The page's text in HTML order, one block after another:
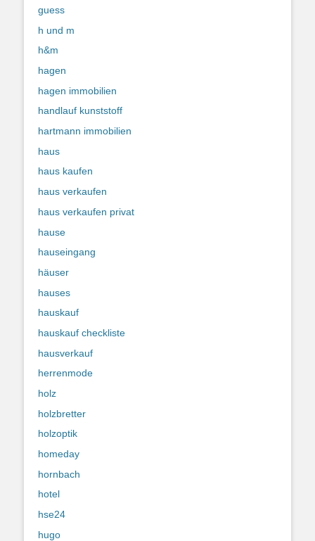
guess
h und m
h&m
hagen
hagen immobilien
handlauf kunststoff
hartmann immobilien
haus
haus kaufen
haus verkaufen
haus verkaufen privat
hause
hauseingang
häuser
hauses
hauskauf
hauskauf checkliste
hausverkauf
herrenmode
holz
holzbretter
holzoptik
homeday
hornbach
hotel
hse24
hugo